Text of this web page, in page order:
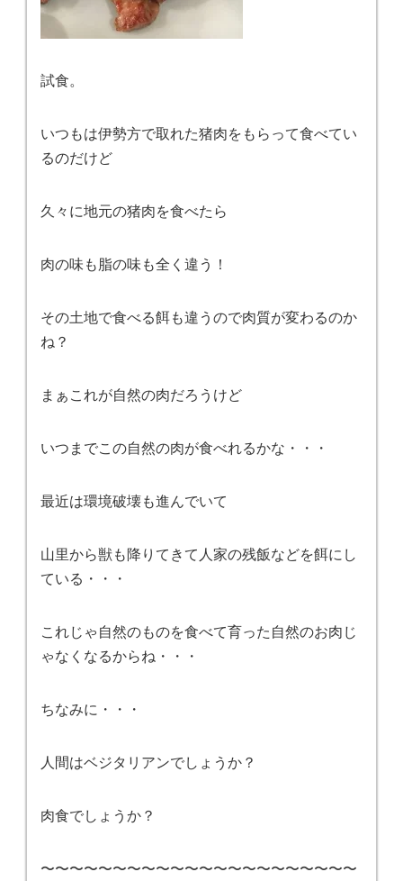
試食。
いつもは伊勢方で取れた猪肉をもらって食べてい
るのだけど
久々に地元の猪肉を食べたら
肉の味も脂の味も全く違う！
その土地で食べる餌も違うので肉質が変わるのか
ね？
まぁこれが自然の肉だろうけど
いつまでこの自然の肉が食べれるかな・・・
最近は環境破壊も進んでいて
山里から獣も降りてきて人家の残飯などを餌にし
ている・・・
これじゃ自然のものを食べて育った自然のお肉じ
ゃなくなるからね・・・
ちなみに・・・
人間はベジタリアンでしょうか？
肉食でしょうか？
〜〜〜〜〜〜〜〜〜〜〜〜〜〜〜〜〜〜〜〜〜〜